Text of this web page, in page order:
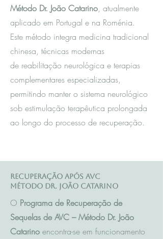
Método Dr. João Catarino, atualmente
aplicado em Portugal e na Roménia.
Este método integra medicina tradicional
chinesa, técnicas modernas
de reabilitação neurológica e terapias
complementares especializadas,
permitindo manter o sistema neurológico
sob estimulação terapêutica prolongada
ao longo do processo de recuperação.
Recuperação após AVC
Método Dr. João Catarino
O Programa de Recuperação de
Sequelas de AVC – Método Dr. João
Catarino encontra-se em funcionamento